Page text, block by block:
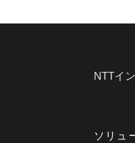
NTTイ
ソリュ